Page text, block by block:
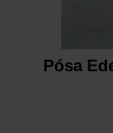
Pósa